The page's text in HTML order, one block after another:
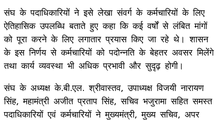
संघ के पदाधिकारियों ने इसे लेखा संवर्ग के कर्मचारियों के लिए
ऐतिहासिक उपलब्धि बताते हुए कहा कि कई वर्षों से लंबित मांगों
को पूरा करने के लिए लगातार प्रयास किए जा रहे थे। शासन
के इस निर्णय से कर्मचारियों को पदोन्नति के बेहतर अवसर मिलेंगे
तथा कार्य व्यवस्था भी अधिक प्रभावी और सुदृढ़ होगी।
संघ के अध्यक्ष के.बी.एल. श्रीवास्तव, उपाध्यक्ष विजयी नारायण
सिंह, महामंत्री अजीत प्रताप सिंह, सचिव भजुरामा सहित समस्त
पदाधिकारियों एवं कर्मचारियों ने मुख्यमंत्री, मुख्य सचिव, अपर